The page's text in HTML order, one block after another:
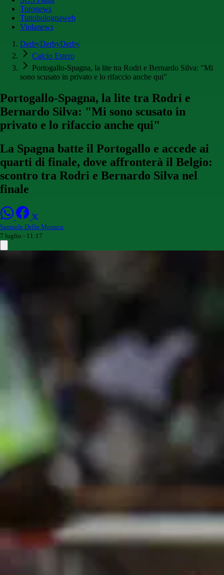
Toronews
Tuttobolognaweb
Violanews
DerbyDerbyDerby
Calcio Estero
Portogallo-Spagna, la lite tra Rodri e Bernardo Silva: "Mi
sono scusato in privato e lo rifaccio anche qui"
Portogallo-Spagna, la lite tra Rodri e
Bernardo Silva: "Mi sono scusato in
privato e lo rifaccio anche qui"
La Spagna batte il Portogallo e accede ai
quarti di finale, dove affronterà il Belgio:
scontro tra Rodri e Bernardo Silva nel
finale
Samuele Dello Monaco
7 luglio - 11:17